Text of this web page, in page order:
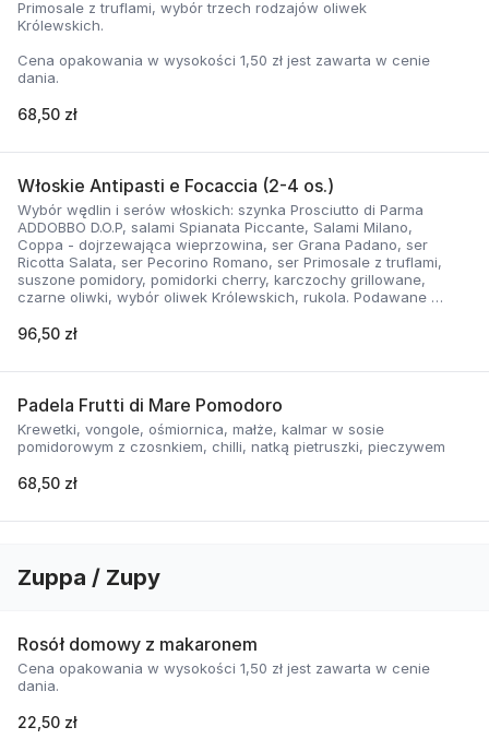
Primosale z truflami, wybór trzech rodzajów oliwek
Królewskich.
Cena opakowania w wysokości 1,50 zł jest zawarta w cenie
dania.
68,50 zł
Włoskie Antipasti e Focaccia (2-4 os.)
Wybór wędlin i serów włoskich: szynka Prosciutto di Parma
ADDOBBO D.O.P, salami Spianata Piccante, Salami Milano,
Coppa - dojrzewająca wieprzowina, ser Grana Padano, ser
Ricotta Salata, ser Pecorino Romano, ser Primosale z truflami,
suszone pomidory, pomidorki cherry, karczochy grillowane,
czarne oliwki, wybór oliwek Królewskich, rukola. Podawane z
96,50 zł
Padela Frutti di Mare Pomodoro
Krewetki, vongole, ośmiornica, małże, kalmar w sosie
pomidorowym z czosnkiem, chilli, natką pietruszki, pieczywem
68,50 zł
Zuppa / Zupy
Rosół domowy z makaronem
Cena opakowania w wysokości 1,50 zł jest zawarta w cenie
dania.
22,50 zł